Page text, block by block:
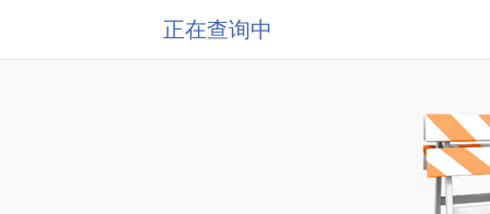
正在查询中